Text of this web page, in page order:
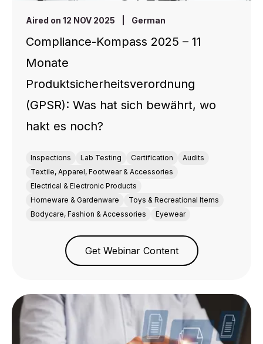
Aired on 12 NOV 2025 German
Compliance-Kompass 2025 – 11
Monate
Produktsicherheitsverordnung
(GPSR): Was hat sich bewährt, wo
hakt es noch?
Inspections Lab Testing Certification
Audits
Textile, Apparel, Footwear & Accessories
Electrical & Electronic Products
Homeware & Gardenware
Toys & Recreational Items
Bodycare, Fashion & Accessories
Eyewear
Get Webinar Content